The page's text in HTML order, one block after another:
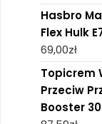
Hasbro
Flex Hulk
69,00zł
Topicrem
Przeciw
Booster